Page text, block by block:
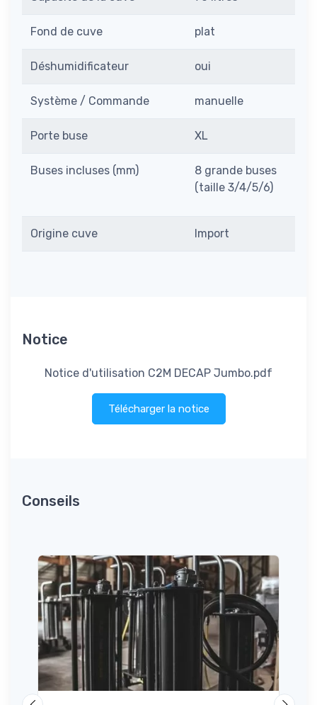
Fond de cuve plat
Déshumidificateur oui
Système / Commande manuelle
Porte buse XL
Buses incluses (mm)
8 grande buses
(taille 3/4/5/6)
Origine cuve Import
Notice
Notice d'utilisation C2M DECAP Jumbo.pdf
Télécharger la notice
Conseils